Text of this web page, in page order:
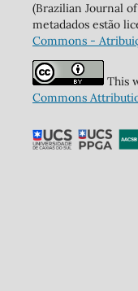
(Brazilian Journal
metadados estão
Commons -
This
Commons